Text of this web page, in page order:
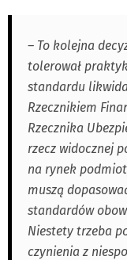
– To kolejna
tolerował
standardu
Rzecznikiem
Rzecznika
rzecz widocznej
na rynek
muszą
standardów
Niestety trzeba
czynienia z